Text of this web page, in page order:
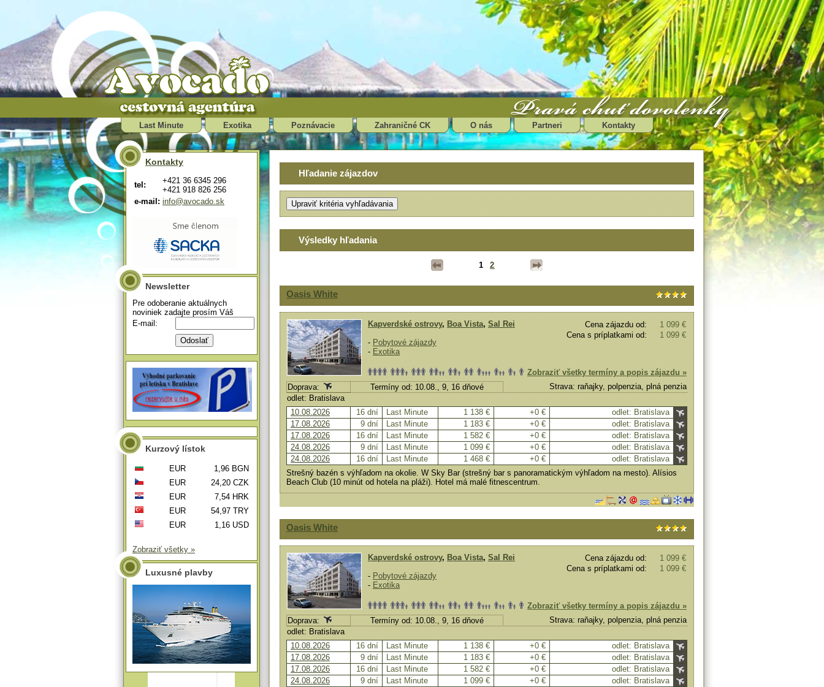
Last Minute Exotika Poznávacie Zahraničné CK O nás Partneri Kontakty
Hľadanie zájazdov
Výsledky hľadania
1 2
Oasis White
Cena zájazdu od:
1 099 €
Cena s príplatkami od:
1 099 €
Kapverdské ostrovy, Boa Vista, Sal Rei
- Pobytové zájazdy
- Exotika
Zobraziť všetky termíny a popis zájazdu »
Doprava:
Termíny od: 10.08., 9, 16 dňové
Strava: raňajky, polpenzia, plná penzia
odlet: Bratislava
10.08.2026
16 dní Last Minute 1 138 € +0 €
odlet: Bratislava
17.08.2026
9 dní Last Minute 1 183 € +0 €
odlet: Bratislava
17.08.2026
16 dní Last Minute 1 582 € +0 €
odlet: Bratislava
24.08.2026
9 dní Last Minute 1 099 € +0 €
odlet: Bratislava
24.08.2026
16 dní Last Minute 1 468 € +0 €
odlet: Bratislava
Strešný bazén s výhľadom na okolie. W Sky Bar (strešný bar s panoramatickým výhľadom na mesto). Alísios
Beach Club (10 minút od hotela na pláži). Hotel má malé fitnescentrum.
Oasis White
Cena zájazdu od:
1 099 €
Cena s príplatkami od:
1 099 €
Kapverdské ostrovy, Boa Vista, Sal Rei
- Pobytové zájazdy
- Exotika
Zobraziť všetky termíny a popis zájazdu »
Doprava:
Termíny od: 10.08., 9, 16 dňové
Strava: raňajky, polpenzia, plná penzia
odlet: Bratislava
10.08.2026
16 dní Last Minute 1 138 € +0 €
odlet: Bratislava
17.08.2026
9 dní Last Minute 1 183 € +0 €
odlet: Bratislava
17.08.2026
16 dní Last Minute 1 582 € +0 €
odlet: Bratislava
24.08.2026
9 dní Last Minute 1 099 € +0 €
odlet: Bratislava
Kontakty
tel:
+421 36 6345 296
+421 918 826 256
e-mail: info@avocado.sk
Newsletter
Pre odoberanie aktuálnych
noviniek zadajte prosím Váš
E-mail:
Kurzový lístok
EUR
1,96 BGN
EUR
24,20 CZK
EUR
7,54 HRK
EUR
54,97 TRY
EUR
1,16 USD
Zobraziť všetky »
Luxusné plavby